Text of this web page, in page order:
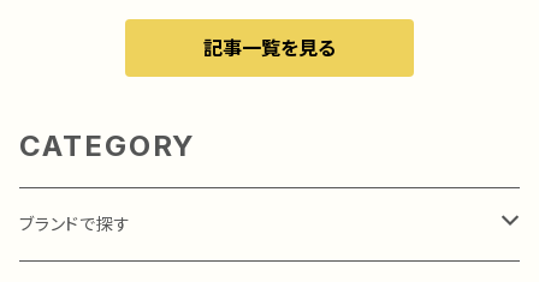
記事一覧を見る
CATEGORY
ブランドで探す